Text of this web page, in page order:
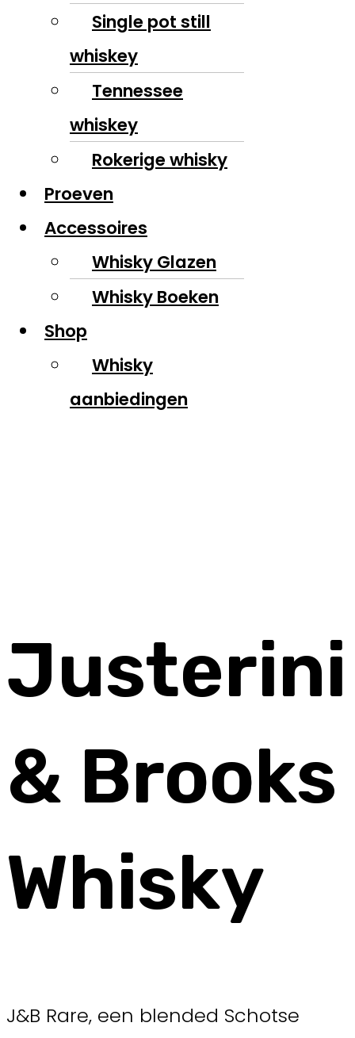
Single pot still
whiskey
Tennessee
whiskey
Rokerige whisky
Proeven
Accessoires
Whisky Glazen
Whisky Boeken
Shop
Whisky
aanbiedingen
Justerini
& Brooks
Whisky
J&B Rare, een blended Schotse